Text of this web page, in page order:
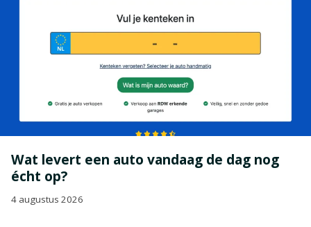
Wat levert een auto vandaag de dag nog
écht op?
4 augustus 2026